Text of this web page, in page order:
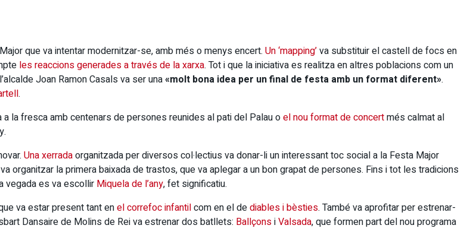
que va intentar modernitzar-se, amb més o menys encert. Un ‘mapping’va substituir el castell de focs en
les reaccions generades a través de la xarxa. Tot i que la iniciativa es realitza en altres poblacions com un
Joan Ramon Casals va ser una«molt bona idea per un final de festa amb un format diferent».
.
la fresca amb centenars de persones reunides al pati del Palau oel nou format de concertmés calmat al
Una xerradaorganitzada per diversos col·lectius va donar-li un interessant toc social a la Festa Major
organitzar la primera baixada de trastos, que va aplegar a un bon grapat de persones. Fins i tot les tradicions
vegada es va escollir Miquela de l’any, fet significatiu.
va estar present tant enel correfoc infantilcom en el dediables i bèsties. També va aprofitar per estrenar-
Dansaire de Molins de Rei va estrenar dos batllets: BallçonsiValsada, que formen part del nou programa